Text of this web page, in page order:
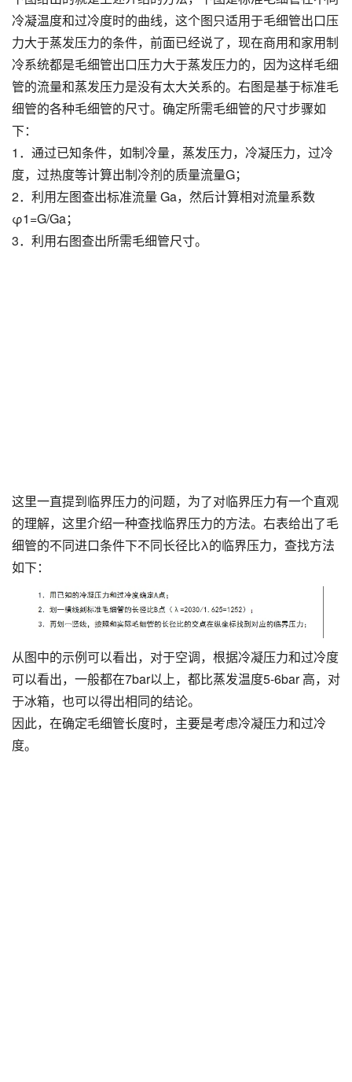
冷凝温度和过冷度时的曲线，这个图只适用于毛细管出口压
力大于蒸发压力的条件，前面已经说了，现在商用和家用制
冷系统都是毛细管出口压力大于蒸发压力的，因为这样毛细
管的流量和蒸发压力是没有太大关系的。右图是基于标准毛
细管的各种毛细管的尺寸。确定所需毛细管的尺寸步骤如
下：
1．通过已知条件，如制冷量，蒸发压力，冷凝压力，过冷
度，过热度等计算出制冷剂的质量流量G；
2．利用左图查出标准流量 Ga，然后计算相对流量系数
φ1=G/Ga；
3．利用右图查出所需毛细管尺寸。
这里一直提到临界压力的问题，为了对临界压力有一个直观
的理解，这里介绍一种查找临界压力的方法。右表给出了毛
细管的不同进口条件下不同长径比λ的临界压力，查找方法
如下：
从图中的示例可以看出，对于空调，根据冷凝压力和过冷度
可以看出，一般都在7bar以上，都比蒸发温度5-6bar 高，对
于冰箱，也可以得出相同的结论。
因此，在确定毛细管长度时，主要是考虑冷凝压力和过冷
度。